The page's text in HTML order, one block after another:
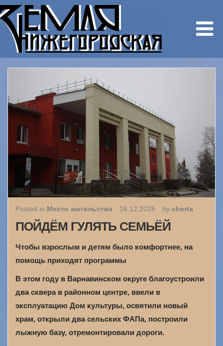
Posted in Место жительства 16.12.2025 by cherta
ПОЙДЁМ ГУЛЯТЬ СЕМЬЁЙ
Чтобы взрослым и детям было комфортнее, на
помощь приходят программы
В этом году в Варнавинском округе благоустроили
два сквера в районном центре, ввели в
эксплуатацию Дом культуры, освятили новый
храм, открыли два сельских ФАПа, построили
лыжную базу, отремонтировали дороги.